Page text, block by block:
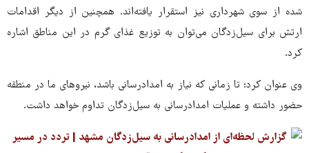
شده از سوی شهرداری نیز استقرار یافته‌اند. همچنین از دیگر اقدامات
ارتش برای سیل‌زدگان می‌توان به توزیع غذای گرم در این مناطق اشاره
کرد.
وی عنوان کرد: تا زمانی که نیاز به امدادرسانی باشد، نیروهای‌ ما در منطقه
حضور داشته و عملیات امدادرسانی به سیل‌زدگان تداوم خواهد داشت.